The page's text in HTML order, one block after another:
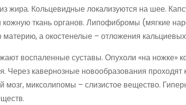
из жира. Кольцевидные локализуются на шее.
ткань органов. Липофибромы (мягкие
а окостенелые – отложения
воспаленные суставы. Опухоли «на ножке»
Через кавернозные новообразования
миксолипомы – слизистое вещество.